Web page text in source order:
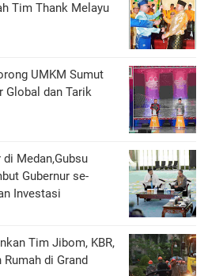
Tim Thank Melayu
UMKM Sumut
Global dan Tarik
Medan,Gubsu
Gubernur se-
Investasi
Tim Jibom, KBR,
Rumah di Grand